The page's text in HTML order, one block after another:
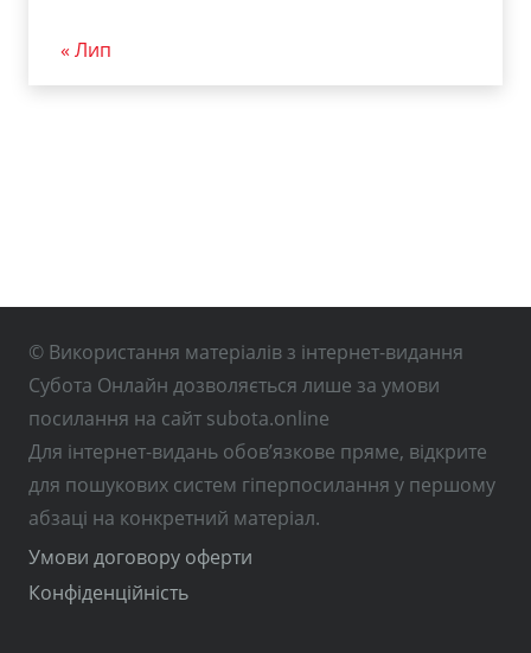
« Лип
© Використання матеріалів з інтернет-видання
Субота Онлайн дозволяється лише за умови
посилання на сайт subota.online
Для інтернет-видань обов’язкове пряме, відкрите
для пошукових систем гіперпосилання у першому
абзаці на конкретний матеріал.
Умови договору оферти
Конфіденційність